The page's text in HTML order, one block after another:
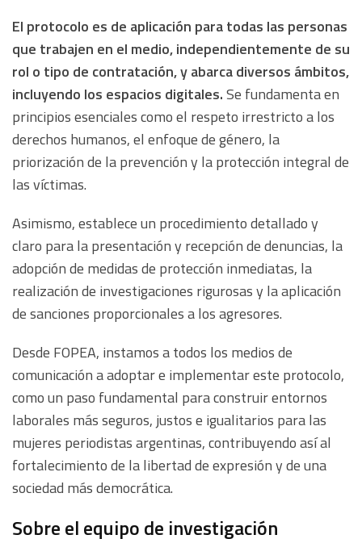
El protocolo es de aplicación para todas las personas
que trabajen en el medio, independientemente de su
rol o tipo de contratación, y abarca diversos ámbitos,
incluyendo los espacios digitales.Se fundamenta en
principios esenciales como el respeto irrestricto a los
derechos humanos, el enfoque de género, la
priorización de la prevención y la protección integral de
las víctimas.
Asimismo, establece un procedimiento detallado y
claro para la presentación y recepción de denuncias, la
adopción de medidas de protección inmediatas, la
realización de investigaciones rigurosas y la aplicación
de sanciones proporcionales a los agresores.
Desde FOPEA, instamos a todos los medios de
comunicación a adoptar e implementar este protocolo,
como un paso fundamental para construir entornos
laborales más seguros, justos e igualitarios para las
mujeres periodistas argentinas, contribuyendo así al
fortalecimiento de la libertad de expresión y de una
sociedad más democrática.
Sobre el equipo de investigación